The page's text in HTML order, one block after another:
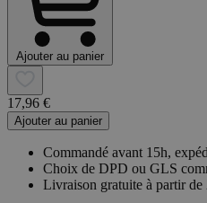
Ajouter au panier
17,96 €
Ajouter au panier
Commandé avant 15h,
Choix de DPD ou GLS
Livraison gratuite à partir